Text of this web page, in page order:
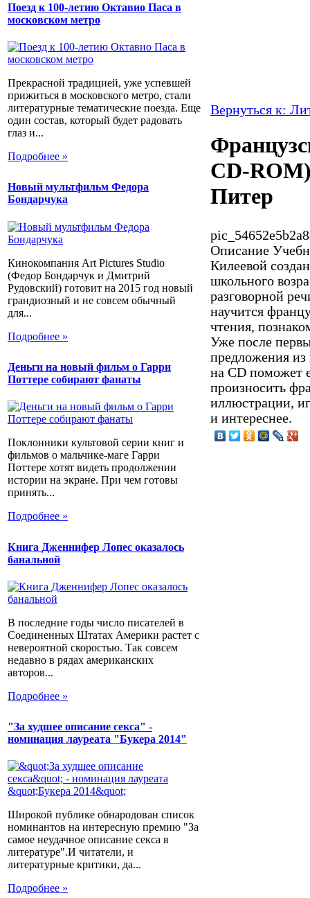
Поезд к 100-летию Октавио Паса в
московском метро
Прекрасной традицией, уже успевшей
прижиться в московского метро, стали
литературные тематические поезда. Еще
один состав, который будет радовать
глаз и...
Подробнее »
Новый мультфильм Федора
Бондарчука
Кинокомпания Art Pictures Studio
(Федор Бондарчук и Дмитрий
Рудовский) готовит на 2015 год новый
грандиозный и не совсем обычный
для...
Подробнее »
Деньги на новый фильм о Гарри
Поттере собирают фанаты
Поклонники культовой серии книг и
фильмов о мальчике-маге Гарри
Поттере хотят видеть продолжении
истории на экране. При чем готовы
принять...
Подробнее »
Книга Дженнифер Лопес оказалось
банальной
В последние годы число писателей в
Соединенных Штатах Америки растет с
невероятной скоростью. Так совсем
недавно в рядах американских
авторов...
Подробнее »
"За худшее описание секса" -
номинация лауреата "Букера 2014"
Широкой публике обнародован список
номинантов на интересную премию "За
самое неудачное описание секса в
литературе".И читатели, и
литературные критики, да...
Подробнее »
Вернуться к:
CD-
Питер
Описание
Килеевой
школьного
разговорной
научится
чтения,
Уже после
предложения из
на CD поможет
произносить
иллюстрации,
и интереснее.